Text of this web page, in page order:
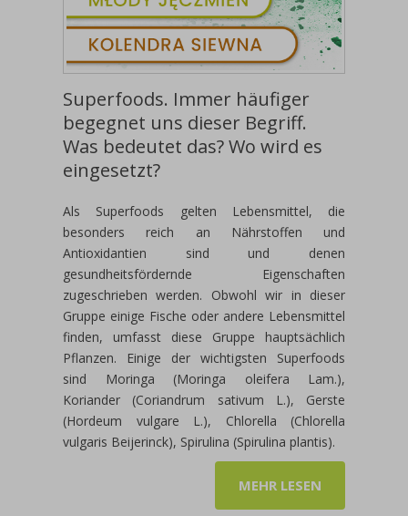
Superfoods. Immer häufiger
begegnet uns dieser Begriff.
Was bedeutet das? Wo wird es
eingesetzt?
Als Superfoods gelten Lebensmittel, die
besonders reich an Nährstoffen und
Antioxidantien sind und denen
gesundheitsfördernde Eigenschaften
zugeschrieben werden. Obwohl wir in dieser
Gruppe einige Fische oder andere Lebensmittel
finden, umfasst diese Gruppe hauptsächlich
Pflanzen. Einige der wichtigsten Superfoods
sind Moringa (Moringa oleifera Lam.),
Koriander (Coriandrum sativum L.), Gerste
(Hordeum vulgare L.), Chlorella (Chlorella
vulgaris Beijerinck), Spirulina (Spirulina plantis).
MEHR LESEN